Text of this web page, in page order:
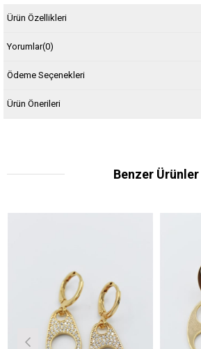
Ürün Özellikleri
Yorumlar(0)
Ödeme Seçenekleri
Ürün Önerileri
Benzer Ürünler